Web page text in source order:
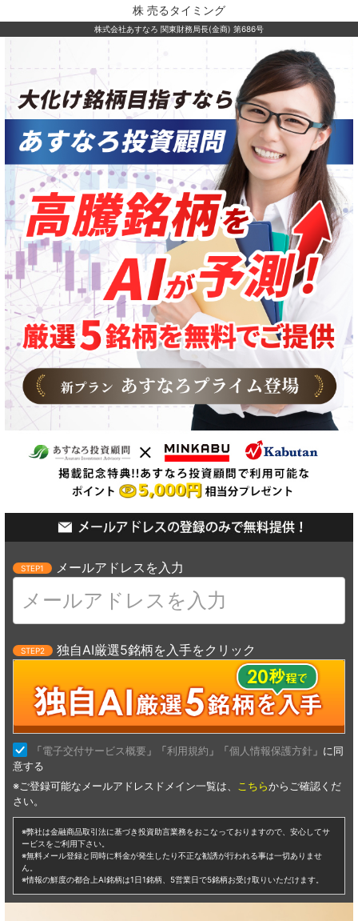
株 売るタイミング